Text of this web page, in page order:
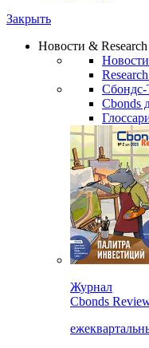
Закрыть
Новости &
Cbonds
Журнал
Cbonds